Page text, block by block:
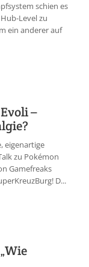
schien es
Level zu
ein anderer auf
–
eigenartige
zu Pokémon
Gamefreaks
D...